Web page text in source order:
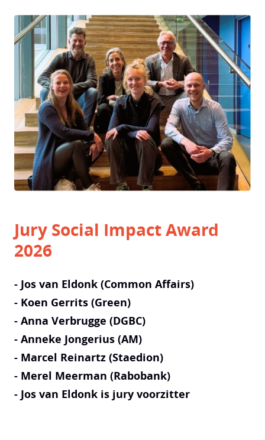
Jury Social Impact Award
2026
- Jos van Eldonk (Common Affairs)
- Koen Gerrits (Green)
- Anna Verbrugge (DGBC)
- Anneke Jongerius (AM)
- Marcel Reinartz (Staedion)
- Merel Meerman (Rabobank)
- Jos van Eldonk is jury voorzitter